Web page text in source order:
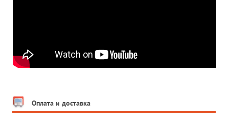
Оплата и доставка